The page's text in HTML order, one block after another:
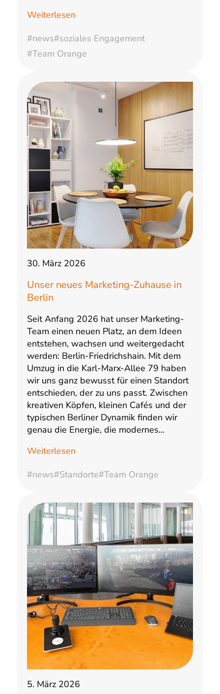
Weiterlesen
#news#soziales Engagement
#Team Orange
30. März 2026
Unser neues Marketing-Zuhause in
Berlin
Seit Anfang 2026 hat unser Marketing-
Team einen neuen Platz, an dem Ideen
entstehen, wachsen und weitergedacht
werden: Berlin-Friedrichshain. Mit dem
Umzug in die Karl-Marx-Allee 79 haben
wir uns ganz bewusst für einen Standort
entschieden, der zu uns passt. Zwischen
kreativen Köpfen, kleinen Cafés und der
typischen Berliner Dynamik finden wir
genau die Energie, die modernes…
Weiterlesen
#news#Standorte#Team Orange
5. März 2026